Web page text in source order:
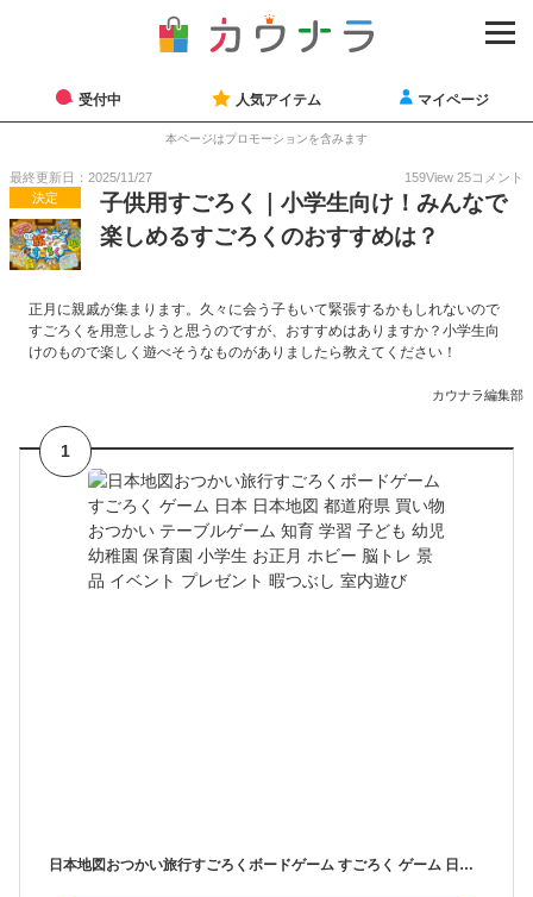
受付中 人気アイテム マイページ
本ページはプロモーションを含みます
最終更新日：2025/11/27 159View 25コメント
決定
子供用すごろく｜小学生向け！みんなで
楽しめるすごろくのおすすめは？
正月に親戚が集まります。久々に会う子もいて緊張するかもしれないので
すごろくを用意しようと思うのですが、おすすめはありますか？小学生向
けのもので楽しく遊べそうなものがありましたら教えてください！
カウナラ編集部
1
日本地図おつかい旅行すごろくボードゲーム すごろく ゲーム 日本 日本地図 都道府県 買い物 おつかい テーブルゲーム 知育 学習 子ども 幼児 幼稚園 保育園 小学生 お正月 ホビー 脳トレ 景品 イベント プレゼント 暇つぶし 室内遊び